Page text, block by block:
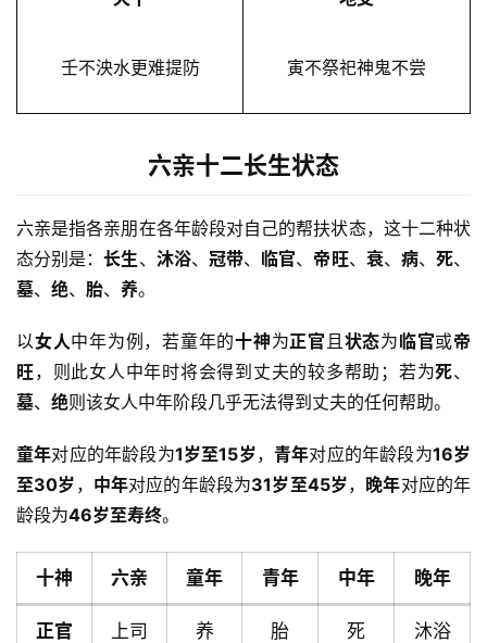
壬不泱水更难提防 寅不祭祀神鬼不尝
六亲十二长生状态
六亲是指各亲朋在各年龄段对自己的帮扶状态，这十二种状
态分别是：长生、 沐浴、 冠带、 临官、 帝旺、 衰、 病、死、
墓、 绝、 胎、 养。
以女人中年为例，若童年的十神为正官且状态为临官或帝
旺，则此女人中年时将会得到丈夫的较多帮助；若为死、
墓、 绝则该女人中年阶段几乎无法得到丈夫的任何帮助。
童年对应的年龄段为1岁至15岁，青年对应的年龄段为16岁
至30岁 ， 中年对应的年龄段为31岁至45岁， 晚年对应的年
龄段为46岁至寿终。
十神 六亲 童年 青年 中年 晚年
正官 上司 养 胎 死 沐浴